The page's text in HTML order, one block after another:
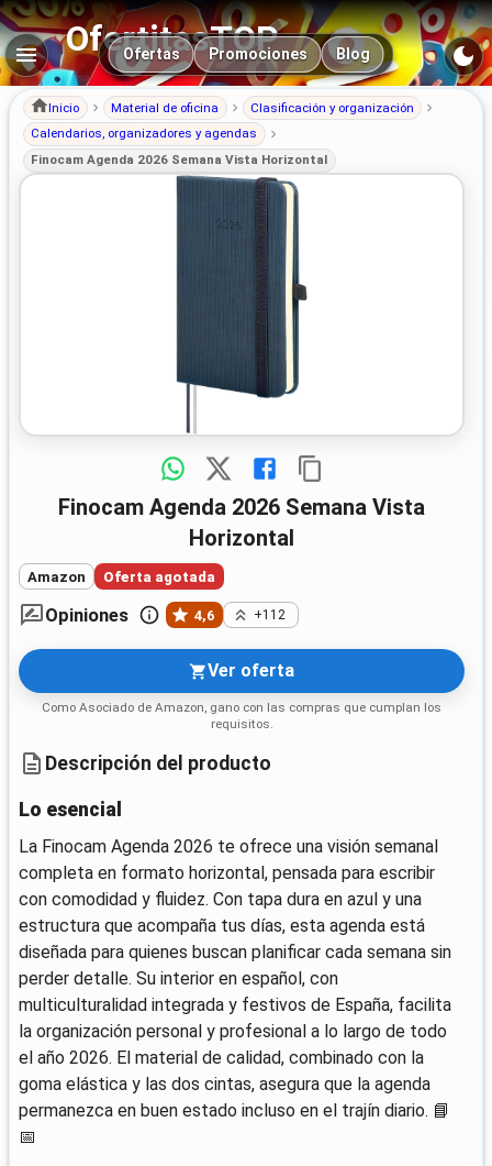
OfertitasTOP
Navegación principal
Ofertas Promociones Blog
Inicio Material de oficina
Clasificación y organización
Calendarios, organizadores y agendas
Finocam Agenda 2026 Semana Vista Horizontal
Finocam Agenda 2026 Semana Vista
Horizontal
Amazon Oferta agotada
Opiniones 4,6 +112
Ver oferta
Como Asociado de Amazon, gano con las compras que cumplan los
requisitos.
Descripción del producto
Lo esencial
La Finocam Agenda 2026 te ofrece una visión semanal
completa en formato horizontal, pensada para escribir
con comodidad y fluidez. Con tapa dura en azul y una
estructura que acompaña tus días, esta agenda está
diseñada para quienes buscan planificar cada semana sin
perder detalle. Su interior en español, con
multiculturalidad integrada y festivos de España, facilita
la organización personal y profesional a lo largo de todo
el año 2026. El material de calidad, combinado con la
goma elástica y las dos cintas, asegura que la agenda
permanezca en buen estado incluso en el trajín diario. 📘
📅